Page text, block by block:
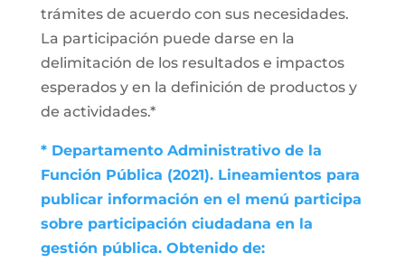
trámites de acuerdo con sus necesidades.
La participación puede darse en la
delimitación de los resultados e impactos
esperados y en la definición de productos y
de actividades.*
* Departamento Administrativo de la
Función Pública (2021). Lineamientos para
publicar información en el menú participa
sobre participación ciudadana en la
gestión pública. Obtenido de: